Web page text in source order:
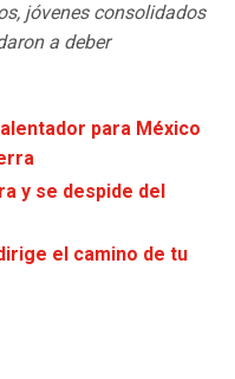
jóvenes consolidados
a deber
para México
y se despide del
el camino de tu